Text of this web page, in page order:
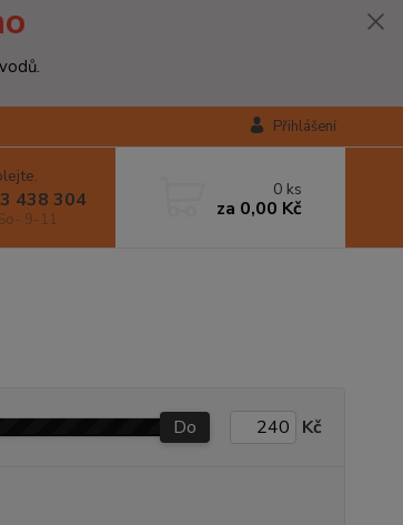
Přihlášení
438 304
9-11
0 ks
za 0,00 Kč
Do Kč